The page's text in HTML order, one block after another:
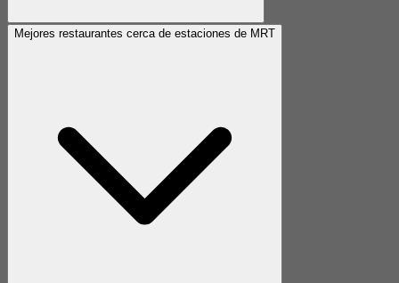
Mejores restaurantes cerca de estaciones de MRT